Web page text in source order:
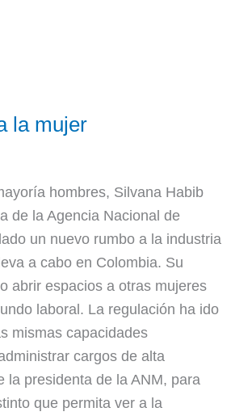
la mujer
hombres, Silvana Habib
de la Agencia Nacional de
un nuevo rumbo a la industria
a cabo en Colombia. Su
abrir espacios a otras mujeres
laboral. La regulación ha ido
mismas capacidades
cargos de alta
la presidenta de la ANM, para
que permita ver a la